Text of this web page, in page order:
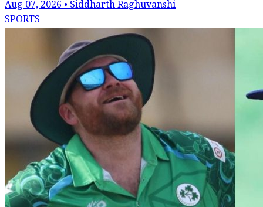
Aug 07, 2026 • Siddharth Raghuvanshi
SPORTS